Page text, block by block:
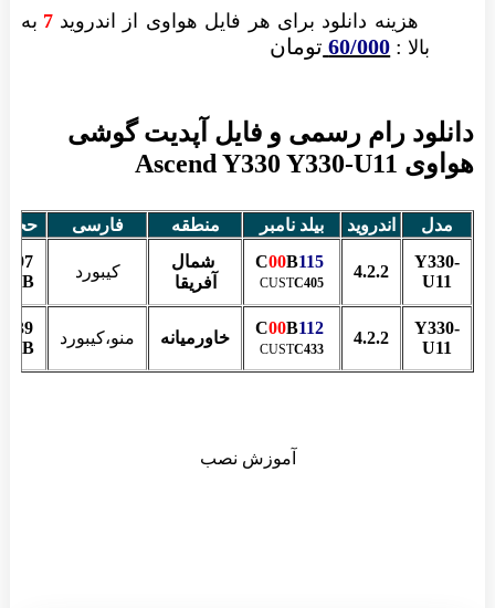
هزینه دانلود برای هر فایل هواوی از اندروید7 به
بالا :
60/000 تومان
دانلود رام رسمی و فایل آپدیت گوشی
هواوی Ascend Y330 Y330-U11
مدل اندروید بیلد نامبر منطقه فارسی
حجم
Y330-
U11
4.2.2
00B115
CUSTC405
شمال
آفریقا
کیبورد
597
MB
Y330-
U11
4.2.2
00B112
CUSTC433
خاورمیانه منو،کیبورد
639
MB
آموزش نصب